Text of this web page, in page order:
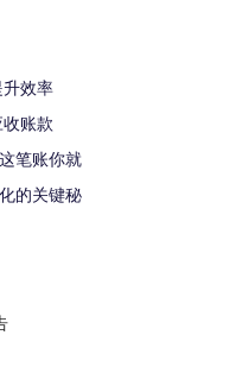
效率
账款
笔账你就
的关键秘